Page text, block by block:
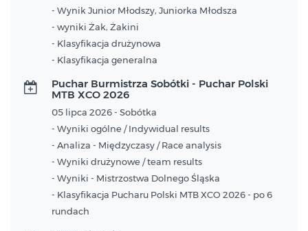
- Wynik Junior Młodszy, Juniorka Młodsza
- wyniki Żak, Żakini
- Klasyfikacja drużynowa
- Klasyfikacja generalna
Puchar Burmistrza Sobótki - Puchar Polski
MTB XCO 2026
05 lipca 2026 - Sobótka
- Wyniki ogólne / Indywidual results
- Analiza - Międzyczasy / Race analysis
- Wyniki drużynowe / team results
- Wyniki - Mistrzostwa Dolnego Śląska
- Klasyfikacja Pucharu Polski MTB XCO 2026 - po 6
rundach